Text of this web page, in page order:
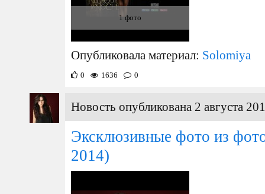
1 фото
Опубликовала материал: Solomiya
0 1636 0
Новость опубликована 2 августа
Эксклюзивные фото из
2014)